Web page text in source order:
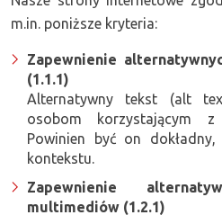
m.in. poniższe kryteria:
Zapewnienie
(1.1.1)
Alternatywny tekst (alt
osobom korzystającym z
Powinien być on
kontekstu.
Zapewnienie
multimediów (1.2.1)